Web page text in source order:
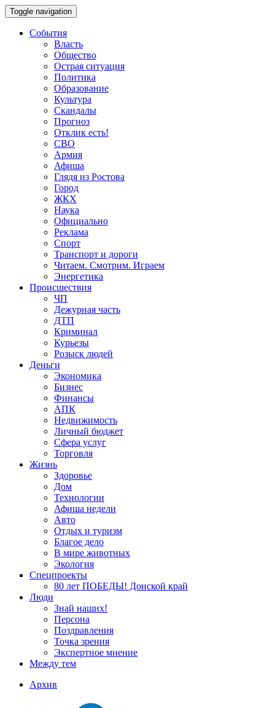
Toggle navigation
События
Власть
Общество
Острая ситуация
Политика
Образование
Культура
Скандалы
Прогноз
Отклик есть!
СВО
Армия
Афиша
Глядя из Ростова
Город
ЖКХ
Наука
Официально
Реклама
Спорт
Транспорт и дороги
Читаем. Смотрим. Играем
Энергетика
Происшествия
ЧП
Дежурная часть
ДТП
Криминал
Курьезы
Розыск людей
Деньги
Экономика
Бизнес
Финансы
АПК
Недвижимость
Личный бюджет
Сфера услуг
Торговля
Жизнь
Здоровье
Дом
Технологии
Афиша недели
Авто
Отдых и туризм
Благое дело
В мире животных
Экология
Спецпроекты
80 лет ПОБЕДЫ! Донской край
Люди
Знай наших!
Персона
Поздравления
Точка зрения
Экспертное мнение
Между тем
Архив